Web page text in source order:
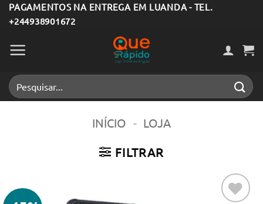
Skip
to
content
PAGAMENTOS NA ENTREGA EM LUANDA - TEL.
+244938901672
Pesquisar
por:
INÍCIO - LOJA
FILTRAR